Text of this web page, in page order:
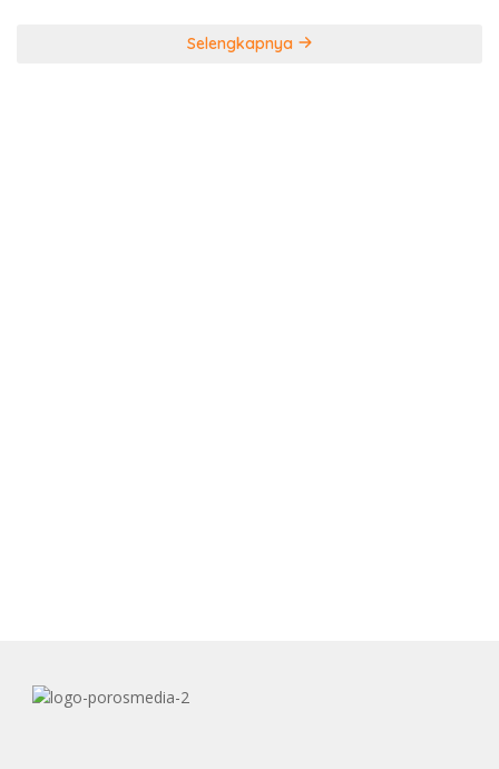
Selengkapnya